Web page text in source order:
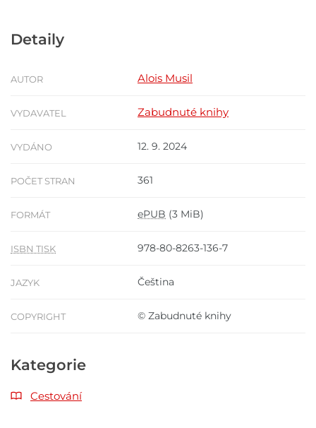
Detaily
AUTOR Alois Musil
VYDAVATEL Zabudnuté knihy
VYDÁNO 12. 9. 2024
POČET STRAN 361
FORMÁT ePUB (3 MiB)
ISBN TISK 978-80-8263-136-7
JAZYK Čeština
COPYRIGHT © Zabudnuté knihy
Kategorie
Cestování